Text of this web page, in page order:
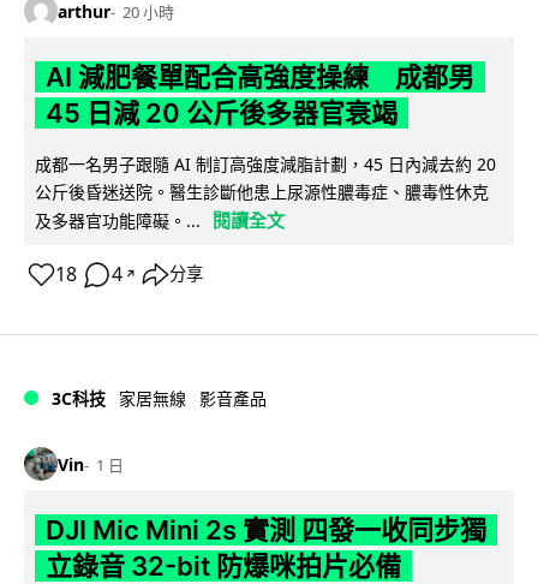
arthur 20 小時
AI 減肥餐單配合高強度操練 成都男
45 日減 20 公斤後多器官衰竭
成都一名男子跟隨 AI 制訂高強度減脂計劃，45 日內減去約 20
公斤後昏迷送院。醫生診斷他患上尿源性膿毒症、膿毒性休克
及多器官功能障礙。...
閱讀全文
18 4 ↗ 分享
3C科技 家居無線 影音產品
Vin 1 日
DJI Mic Mini 2s 實測 四發一收同步獨
立錄音 32-bit 防爆咪拍片必備